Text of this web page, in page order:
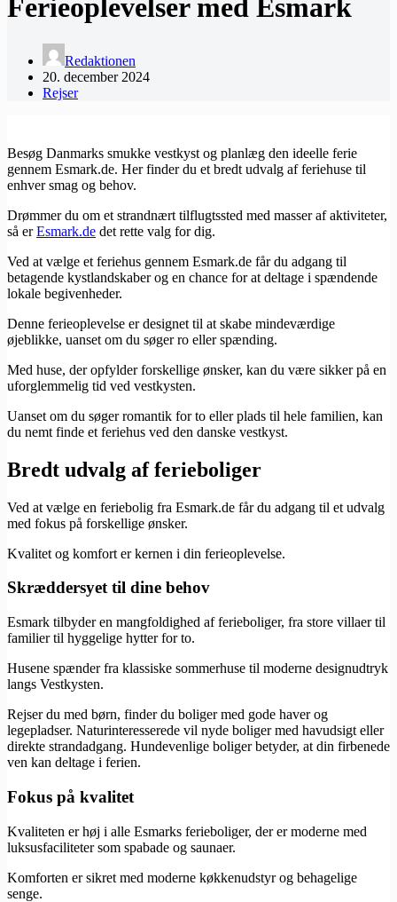
Ferieoplevelser med Esmark
Redaktionen
20. december 2024
Rejser
Besøg Danmarks smukke vestkyst og planlæg den ideelle ferie
gennem Esmark.de. Her finder du et bredt udvalg af feriehuse til
enhver smag og behov.
Drømmer du om et strandnært tilflugtssted med masser af aktiviteter,
så erEsmark.de det rette valg for dig.
Ved at vælge et feriehus gennem Esmark.de får du adgang til
betagende kystlandskaber og en chance for at deltage i spændende
lokale begivenheder.
Denne ferieoplevelse er designet til at skabe mindeværdige
øjeblikke, uanset om du søger ro eller spænding.
Med huse, der opfylder forskellige ønsker, kan du være sikker på en
uforglemmelig tid ved vestkysten.
Uanset om du søger romantik for to eller plads til hele familien, kan
du nemt finde et feriehus ved den danske vestkyst.
Bredt udvalg af ferieboliger
Ved at vælge en feriebolig fra Esmark.de får du adgang til et udvalg
med fokus på forskellige ønsker.
Kvalitet og komfort er kernen i din ferieoplevelse.
Skræddersyet til dine behov
Esmark tilbyder en mangfoldighed af ferieboliger, fra store villaer til
familier til hyggelige hytter for to.
Husene spænder fra klassiske sommerhuse til moderne designudtryk
langs Vestkysten.
Rejser du med børn, finder du boliger med gode haver og
legepladser. Naturinteresserede vil nyde boliger med havudsigt eller
direkte strandadgang. Hundevenlige boliger betyder, at din firbenede
ven kan deltage i ferien.
Fokus på kvalitet
Kvaliteten er høj i alle Esmarks ferieboliger, der er moderne med
luksusfaciliteter som spabade og saunaer.
Komforten er sikret med moderne køkkenudstyr og behagelige
senge.